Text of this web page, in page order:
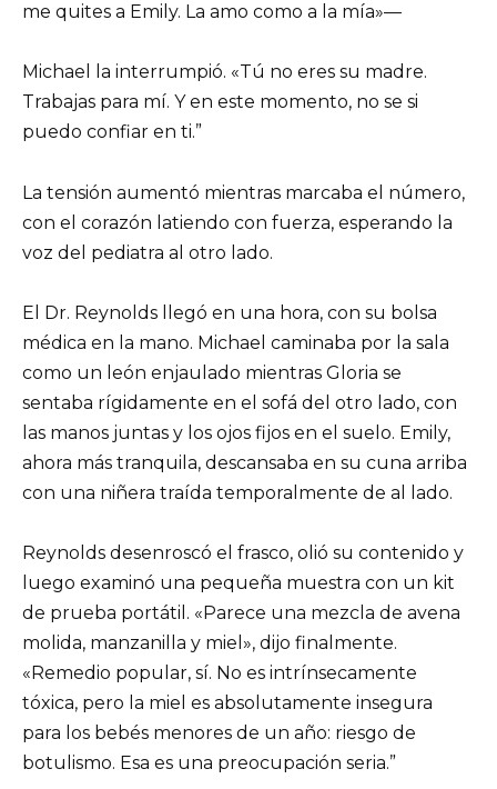
me quites a Emily. La amo como a la mía»—
Michael la interrumpió. «Tú no eres su madre.
Trabajas para mí. Y en este momento, no se si
puedo confiar en ti.”
La tensión aumentó mientras marcaba el número,
con el corazón latiendo con fuerza, esperando la
voz del pediatra al otro lado.
El Dr. Reynolds llegó en una hora, con su bolsa
médica en la mano. Michael caminaba por la sala
como un león enjaulado mientras Gloria se
sentaba rígidamente en el sofá del otro lado, con
las manos juntas y los ojos fijos en el suelo. Emily,
ahora más tranquila, descansaba en su cuna arriba
con una niñera traída temporalmente de al lado.
Reynolds desenroscó el frasco, olió su contenido y
luego examinó una pequeña muestra con un kit
de prueba portátil. «Parece una mezcla de avena
molida, manzanilla y miel», dijo finalmente.
«Remedio popular, sí. No es intrínsecamente
tóxica, pero la miel es absolutamente insegura
para los bebés menores de un año: riesgo de
botulismo. Esa es una preocupación seria.”